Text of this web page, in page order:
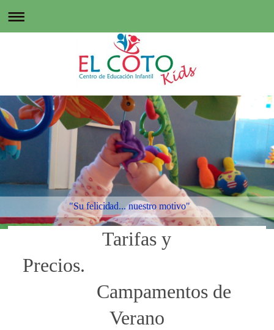
"Su felicidad... nuestro motivo"
Tarifas y
Precios.
Campamentos de
Verano